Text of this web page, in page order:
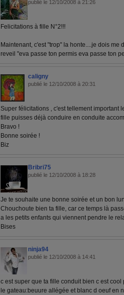
publié le 12/10/2008 à 21:26
Felicitations à fille N°2!!!
Maintenant, c'est "trop" la honte....je dois me
reveil "eva passe ton permis eva passe ton
caligny
publié le 12/10/2008 à 20:31
Super félicitations , c'est tellement important
fille puisses déjà conduire en conduite
Bravo !
Bonne soirée !
Biz
Bribri75
publié le 12/10/2008 à 18:28
Je te souhaite une bonne soirée et un bon
Chouchoute bien ta fille, car ce temps là
a les petits enfants qui viennent pendre le
Bises
ninja94
publié le 12/10/2008 à 14:41
c est super que ta fille conduit bien c est
le gateau:beuure allégée et blanc d oeuf en